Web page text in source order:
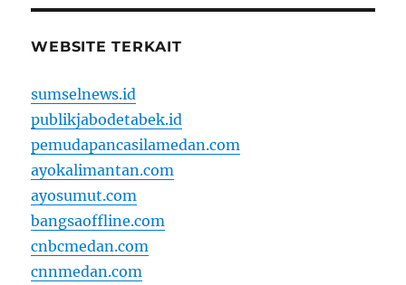
WEBSITE TERKAIT
sumselnews.id
publikjabodetabek.id
pemudapancasilamedan.com
ayokalimantan.com
ayosumut.com
bangsaoffline.com
cnbcmedan.com
cnnmedan.com